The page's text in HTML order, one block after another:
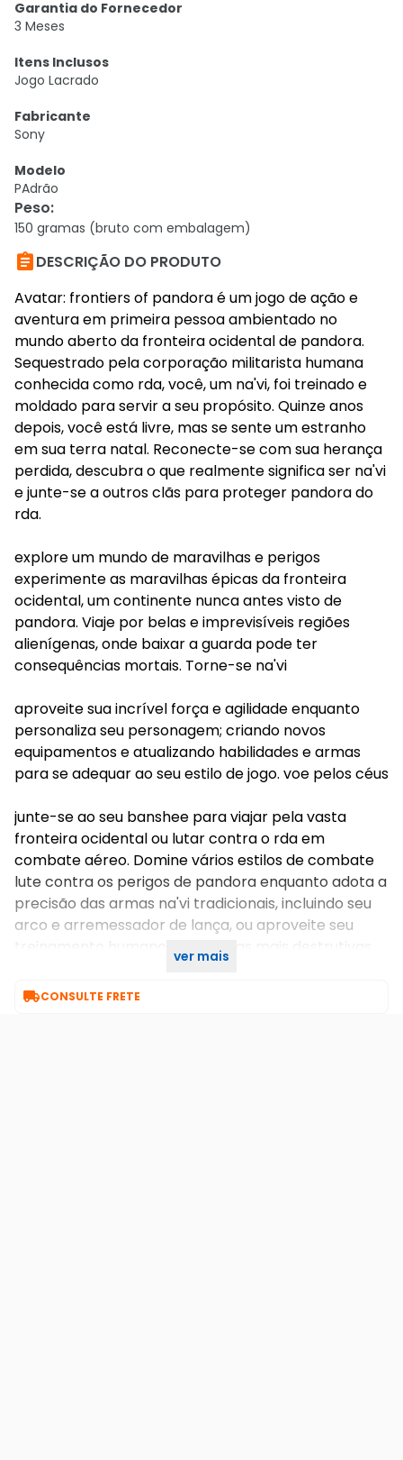
Garantia do Fornecedor
3 Meses
Itens Inclusos
Jogo Lacrado
Fabricante
Sony
Modelo
PAdrão
Peso:
150 gramas (bruto com embalagem)
DESCRIÇÃO DO PRODUTO
Avatar: frontiers of pandora é um jogo de ação e
aventura em primeira pessoa ambientado no
mundo aberto da fronteira ocidental de pandora.
Sequestrado pela corporação militarista humana
conhecida como rda, você, um na'vi, foi treinado e
moldado para servir a seu propósito. Quinze anos
depois, você está livre, mas se sente um estranho
em sua terra natal. Reconecte-se com sua herança
perdida, descubra o que realmente significa ser na'vi
e junte-se a outros clãs para proteger pandora do
rda.
explore um mundo de maravilhas e perigos
experimente as maravilhas épicas da fronteira
ocidental, um continente nunca antes visto de
pandora. Viaje por belas e imprevisíveis regiões
alienígenas, onde baixar a guarda pode ter
consequências mortais. Torne-se na'vi
aproveite sua incrível força e agilidade enquanto
personaliza seu personagem; criando novos
equipamentos e atualizando habilidades e armas
para se adequar ao seu estilo de jogo. voe pelos céus
junte-se ao seu banshee para viajar pela vasta
fronteira ocidental ou lutar contra o rda em
combate aéreo. Domine vários estilos de combate
lute contra os perigos de pandora enquanto adota a
precisão das armas na'vi tradicionais, incluindo seu
arco e arremessador de lança, ou aproveite seu
treinamento humano com armas mais destrutivas,
ver mais
CONSULTE FRETE